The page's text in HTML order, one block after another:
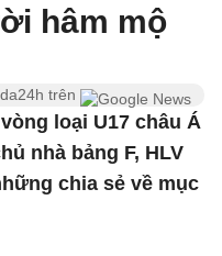
hâm mộ
trên
loại U17 châu Á
nhà bảng F, HLV
chia sẻ về mục